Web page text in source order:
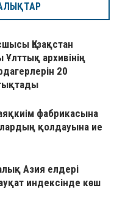
Қазақстан
архивінің
20
фабрикасына
қолдауына ие
Азия елдері
индексінде көш